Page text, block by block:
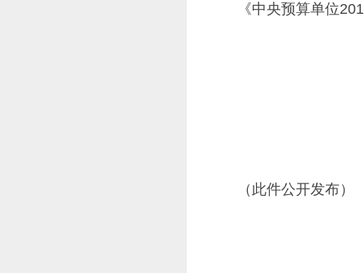
《中央预算单位
（此件公开发布）